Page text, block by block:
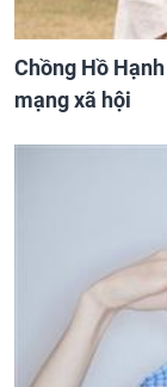
Chồng Hồ
mạng xã hội